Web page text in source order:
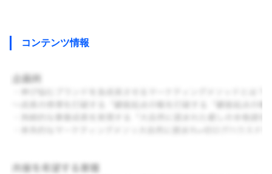
コンテンツ情報